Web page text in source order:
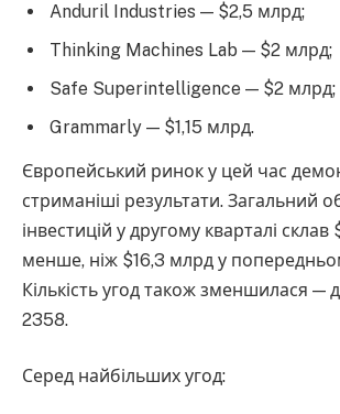
Anduril Industries — $2,5 млрд;
Thinking Machines Lab — $2 млрд;
Safe Superintelligence — $2 млрд;
Grammarly — $1,15 млрд.
Європейський ринок у цей час
стриманіші результати. Загальний
інвестицій у другому кварталі
менше, ніж $16,3 млрд у
Кількість угод також зменшилася —
2358.
Серед найбільших угод: